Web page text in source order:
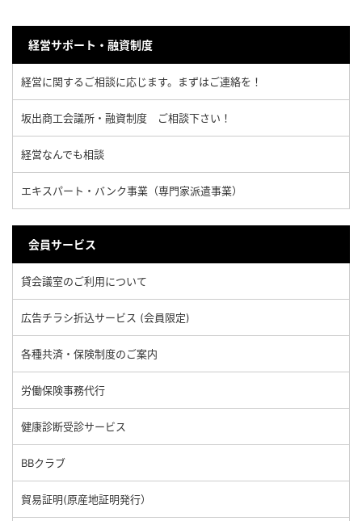
経営サポート・融資制度
経営に関するご相談に応じます。まずはご連絡を！
坂出商工会議所・融資制度 ご相談下さい！
経営なんでも相談
エキスパート・バンク事業（専門家派遣事業）
会員サービス
貸会議室のご利用について
広告チラシ折込サービス (会員限定)
各種共済・保険制度のご案内
労働保険事務代行
健康診断受診サービス
BBクラブ
貿易証明(原産地証明発行）